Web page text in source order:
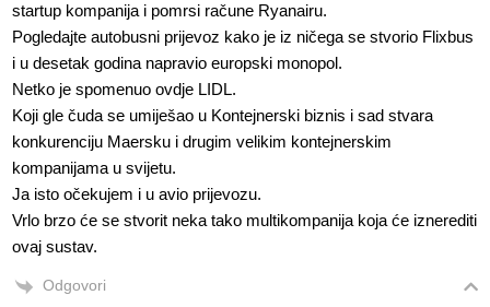
startup kompanija i pomrsi račune Ryanairu.
Pogledajte autobusni prijevoz kako je iz ničega se stvorio Flixbus
i u desetak godina napravio europski monopol.
Netko je spomenuo ovdje LIDL.
Koji gle čuda se umiješao u Kontejnerski biznis i sad stvara
konkurenciju Maersku i drugim velikim kontejnerskim
kompanijama u svijetu.
Ja isto očekujem i u avio prijevozu.
Vrlo brzo će se stvorit neka tako multikompanija koja će iznerediti
ovaj sustav.
Odgovori